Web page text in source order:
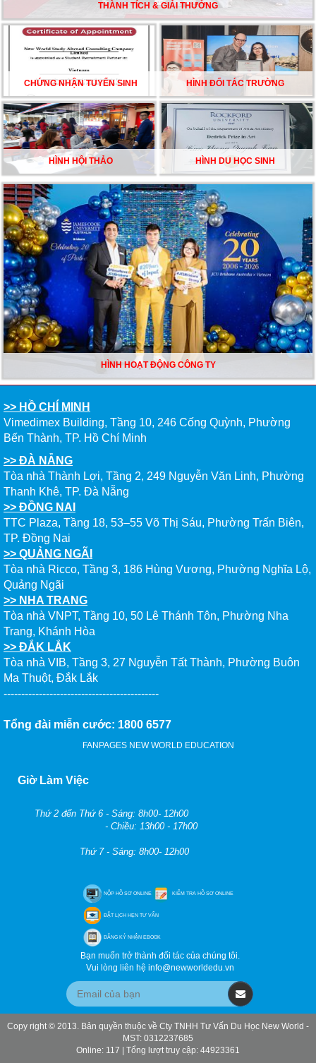
CHẠM GIẤC MƠ DU HỌC MỸ – BẮT ĐẦU TỪ NGÀY
HỘI GHI DANH & SĂN HỌC BỔNG KỲ SPRING 2026
THÀNH TÍCH & GIẢI THƯỞNG
CHỨNG NHẬN TUYỂN SINH HÌNH ĐỐI TÁC TRƯỜNG
HÌNH HỘI THẢO HÌNH DU HỌC SINH
HÌNH HOẠT ĐỘNG CÔNG TY
>> HỒ CHÍ MINH
Vimedimex Building, Tầng 10, 246 Cống Quỳnh, Phường
Bến Thành, TP. Hồ Chí Minh
>> ĐÀ NẴNG
Tòa nhà Thành Lợi, Tầng 2, 249 Nguyễn Văn Linh, Phường
Thanh Khê, TP. Đà Nẵng
>> ĐỒNG NAI
TTC Plaza, Tầng 18, 53–55 Võ Thị Sáu, Phường Trấn Biên,
TP. Đồng Nai
>> QUẢNG NGÃI
Tòa nhà Ricco, Tầng 3, 186 Hùng Vương, Phường Nghĩa Lộ,
Quảng Ngãi
>> NHA TRANG
Tòa nhà VNPT, Tầng 10, 50 Lê Thánh Tôn, Phường Nha
Trang, Khánh Hòa
>> ĐẮK LẮK
Tòa nhà VIB, Tầng 3, 27 Nguyễn Tất Thành, Phường Buôn
Ma Thuột, Đắk Lắk
--------------------------------------------
Tổng đài miễn cước: 1800 6577
FANPAGES NEW WORLD EDUCATION
Giờ Làm Việc
Thứ 2 đến Thứ 6 - Sáng: 8h00- 12h00
- Chiều: 13h00 - 17h00
Thứ 7 - Sáng: 8h00- 12h00
NỘP HỒ SƠ ONLINE KIỂM TRA HỒ SƠ ONLINE
ĐẶT LỊCH HẸN TƯ VẤN
ĐĂNG KÝ NHẬN EBOOK
Bạn muốn trở thành đối tác của chúng tôi.
Vui lòng liên hệ info@newworldedu.vn
Copy right © 2013. Bản quyền thuộc về Cty TNHH Tư Vấn Du Học New World -
MST: 0312237685
Online: 117 | Tổng lượt truy cập: 44923361